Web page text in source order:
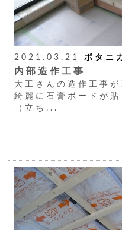
2021.03.21 ボタニ
内部造作工事
大工さんの造作工事
綺麗に石膏ボードが
（立ち...